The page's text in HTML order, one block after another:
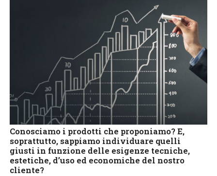
Conosciamo i prodotti che proponiamo? E,
soprattutto, sappiamo individuare quelli
giusti in funzione delle esigenze tecniche,
estetiche, d’uso ed economiche del nostro
cliente?